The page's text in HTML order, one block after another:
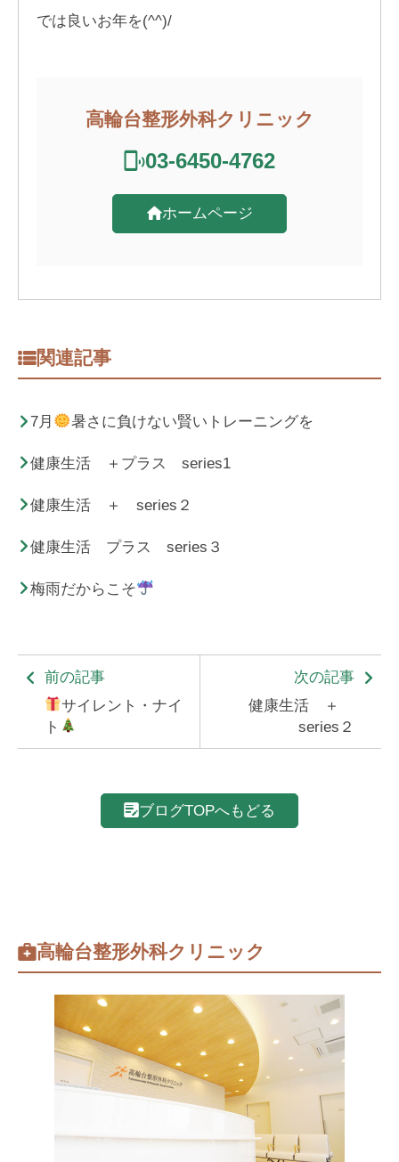
では良いお年を(^^)/
高輪台整形外科クリニック
03-6450-4762
ホームページ
関連記事
7月 暑さに負けない賢いトレーニングを
健康生活 ＋プラス series1
健康生活 ＋ series２
健康生活 プラス series３
梅雨だからこそ
前の記事
サイレント・ナイ
ト
次の記事
健康生活 ＋
series２
ブログTOPへもどる
高輪台整形外科クリニック